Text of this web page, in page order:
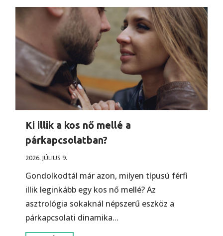
Ki illik a kos nő mellé a
párkapcsolatban?
2026. JÚLIUS 9.
Gondolkodtál már azon, milyen típusú férfi
illik leginkább egy kos nő mellé? Az
asztrológia sokaknál népszerű eszköz a
párkapcsolati dinamika...